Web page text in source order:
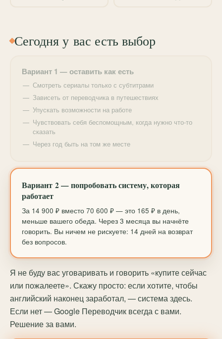
Сегодня у вас есть выбор
Вариант 1 — оставить как есть
Смотреть сериалы только с субтитрами
Зависеть от переводчика в путешествиях
Упускать возможности на работе
Чувствовать себя беспомощным, когда нужно что-то
сказать
Через год быть на том же месте
Вариант 2 — попробовать систему, которая
работает
За 14 900 ₽ вместо 70 600 ₽ — это 165 ₽ в день,
меньше вашего обеда. Через 3 месяца вы начнёте
говорить. Вы ничем не рискуете: 14 дней на возврат
без вопросов.
Я не буду вас уговаривать и говорить «купите сейчас
или пожалеете». Скажу просто: если хотите, чтобы
английский наконец заработал, — система здесь.
Если нет — Google Переводчик всегда с вами.
Решение за вами.